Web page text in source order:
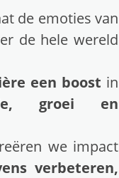
de emoties van
de hele wereld
een boost in
groei en
we impact
verbeteren,